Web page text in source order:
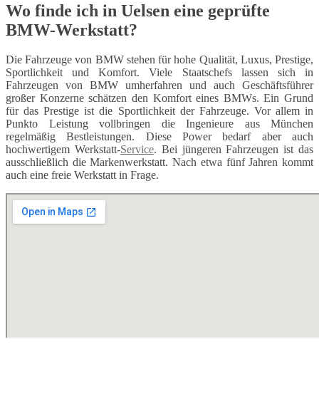
Wo finde ich in Uelsen eine geprüfte
BMW-Werkstatt?
Die Fahrzeuge von BMW stehen für hohe Qualität, Luxus, Prestige,
Sportlichkeit und Komfort. Viele Staatschefs lassen sich in
Fahrzeugen von BMW umherfahren und auch Geschäftsführer
großer Konzerne schätzen den Komfort eines BMWs. Ein Grund
für das Prestige ist die Sportlichkeit der Fahrzeuge. Vor allem in
Punkto Leistung vollbringen die Ingenieure aus München
regelmäßig Bestleistungen. Diese Power bedarf aber auch
hochwertigem Werkstatt-Service. Bei jüngeren Fahrzeugen ist das
ausschließlich die Markenwerkstatt. Nach etwa fünf Jahren kommt
auch eine freie Werkstatt in Frage.